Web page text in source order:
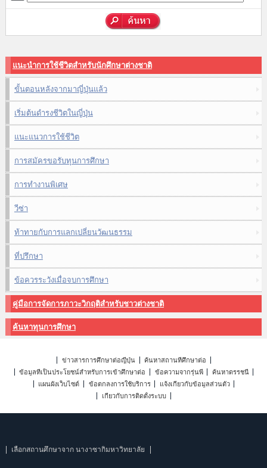
แนะนำการใช้ชีวิตสำหรับนักศึกษาต่างชาติ
ขั้นตอนหลังจากมาญี่ปุ่นแล้ว
เริ่มต้นดำรงชีวิตในญี่ปุ่น
แนะแนวการใช้ชีวิต
การสมัครขอรับทุนการศึกษา
การทำงานพิเศษ
วีซ่า
ท้าทายกับการแลกเปลี่ยนวัฒนธรรม
ที่ปรึกษา
ข้อควรระวังเมื่อจบการศึกษา
คู่มือการจัดการภาวะวิกฤติสำหรับชาวต่างชาติ
ค้นหาทุนการศึกษา
ข่าวสารการศึกษาต่อญี่ปุ่น
ค้นหาสถานที่ศึกษาต่อ
ข้อมูลที่เป็นประโยชน์สำหรับการเข้าศึกษาต่อ
ข้อความจากรุ่นพี่
ค้นหาดรรชนี
แผนผังเว็บไซต์
ข้อตกลงการใช้บริการ
แจ้งเกี่ยวกับข้อมูลส่วนตัว
เกี่ยวกับการติดตั้งระบบ
เลือกสถานศึกษาจาก นางาซากิมหาวิทยาลัย